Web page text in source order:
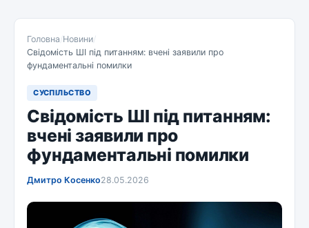
Головна/Новини/
Свідомість ШІ під питанням: вчені заявили про
фундаментальні помилки
СУСПІЛЬСТВО
Свідомість ШІ під питанням:
вчені заявили про
фундаментальні помилки
Дмитро Косенко28.05.2026